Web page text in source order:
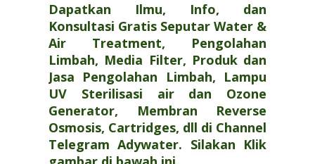
Dapatkan Ilmu, Info, dan
Konsultasi Gratis Seputar Water &
Air Treatment, Pengolahan
Limbah, Media Filter, Produk dan
Jasa Pengolahan Limbah, Lampu
UV Sterilisasi air dan Ozone
Generator, Membran Reverse
Osmosis, Cartridges, dll di Channel
Telegram Adywater. Silakan Klik